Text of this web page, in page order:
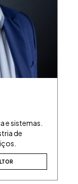
e sistemas.
de